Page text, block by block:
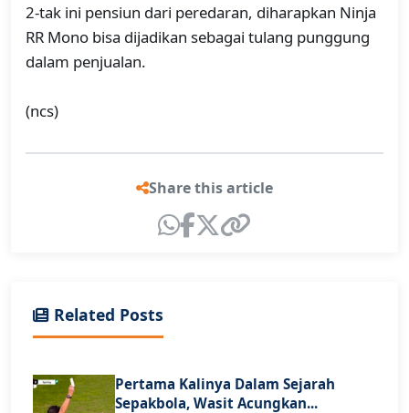
2-tak ini pensiun dari peredaran, diharapkan Ninja
RR Mono bisa dijadikan sebagai tulang punggung
dalam penjualan.
(ncs)
Share this article
Related Posts
Pertama Kalinya Dalam Sejarah
Sepakbola, Wasit Acungkan...